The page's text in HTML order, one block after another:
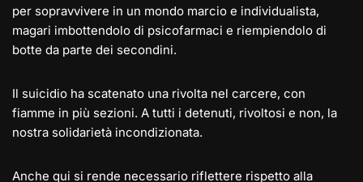
per sopravvivere in un mondo marcio e individualista,
magari imbottendolo di psicofarmaci e riempiendolo di
botte da parte dei secondini.
Il suicidio ha scatenato una rivolta nel carcere, con
fiamme in più sezioni. A tutti i detenuti, rivoltosi e non, la
nostra solidarietà incondizionata.
Anche qui si rende necessario riflettere rispetto alla